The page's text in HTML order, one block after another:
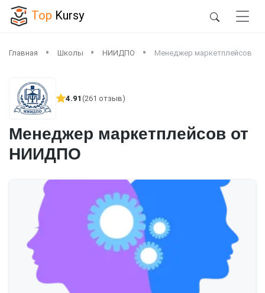
Top Kursy
Главная Школы НИИДПО Менеджер маркетплейсов
4.91 (261 отзыв)
Менеджер маркетплейсов от
НИИДПО